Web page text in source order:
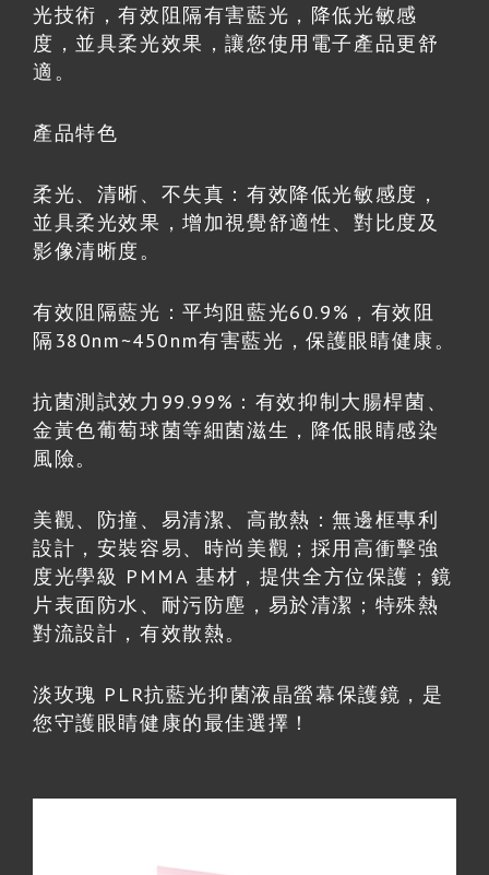
光技術，有效阻隔有害藍光，降低光敏感
度，並具柔光效果，讓您使用電子產品更舒
適。
產品特色
柔光、清晰、不失真：有效降低光敏感度，
並具柔光效果，增加視覺舒適性、對比度及
影像清晰度。
有效阻隔藍光：平均阻藍光60.9%，有效阻
隔380nm~450nm有害藍光，保護眼睛健康。
抗菌測試效力99.99%：有效抑制大腸桿菌、
金黃色葡萄球菌等細菌滋生，降低眼睛感染
風險。
美觀、防撞、易清潔、高散熱：無邊框專利
設計，安裝容易、時尚美觀；採用高衝擊強
度光學級 PMMA 基材，提供全方位保護；鏡
片表面防水、耐污防塵，易於清潔；特殊熱
對流設計，有效散熱。
淡玫瑰 PLR抗藍光抑菌液晶螢幕保護鏡，是
您守護眼睛健康的最佳選擇！